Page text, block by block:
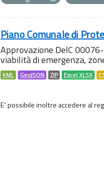
Piano Comunale di
Approvazione DelC
viabilità di emergenza,
KML GeoJSON ZIP Excel XLSX
E' possibile inoltre accedere al